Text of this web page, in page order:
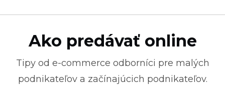
Ako predávať online
Tipy od e-commerce odborníci pre malých
podnikateľov a začínajúcich podnikateľov.